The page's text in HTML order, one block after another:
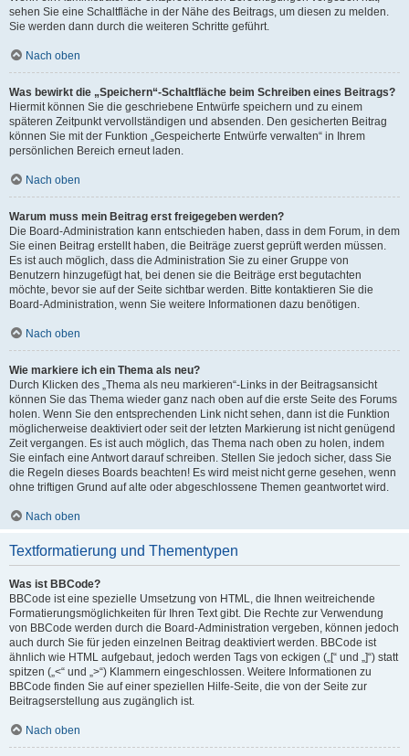
sehen Sie eine Schaltfläche in der Nähe des Beitrags, um diesen zu melden.
Sie werden dann durch die weiteren Schritte geführt.
Nach oben
Was bewirkt die „Speichern“-Schaltfläche beim Schreiben eines Beitrags?
Hiermit können Sie die geschriebene Entwürfe speichern und zu einem
späteren Zeitpunkt vervollständigen und absenden. Den gesicherten Beitrag
können Sie mit der Funktion „Gespeicherte Entwürfe verwalten“ in Ihrem
persönlichen Bereich erneut laden.
Nach oben
Warum muss mein Beitrag erst freigegeben werden?
Die Board-Administration kann entschieden haben, dass in dem Forum, in dem
Sie einen Beitrag erstellt haben, die Beiträge zuerst geprüft werden müssen.
Es ist auch möglich, dass die Administration Sie zu einer Gruppe von
Benutzern hinzugefügt hat, bei denen sie die Beiträge erst begutachten
möchte, bevor sie auf der Seite sichtbar werden. Bitte kontaktieren Sie die
Board-Administration, wenn Sie weitere Informationen dazu benötigen.
Nach oben
Wie markiere ich ein Thema als neu?
Durch Klicken des „Thema als neu markieren“-Links in der Beitragsansicht
können Sie das Thema wieder ganz nach oben auf die erste Seite des Forums
holen. Wenn Sie den entsprechenden Link nicht sehen, dann ist die Funktion
möglicherweise deaktiviert oder seit der letzten Markierung ist nicht genügend
Zeit vergangen. Es ist auch möglich, das Thema nach oben zu holen, indem
Sie einfach eine Antwort darauf schreiben. Stellen Sie jedoch sicher, dass Sie
die Regeln dieses Boards beachten! Es wird meist nicht gerne gesehen, wenn
ohne triftigen Grund auf alte oder abgeschlossene Themen geantwortet wird.
Nach oben
Textformatierung und Thementypen
Was ist BBCode?
BBCode ist eine spezielle Umsetzung von HTML, die Ihnen weitreichende
Formatierungsmöglichkeiten für Ihren Text gibt. Die Rechte zur Verwendung
von BBCode werden durch die Board-Administration vergeben, können jedoch
auch durch Sie für jeden einzelnen Beitrag deaktiviert werden. BBCode ist
ähnlich wie HTML aufgebaut, jedoch werden Tags von eckigen („[“ und „]“) statt
spitzen („<“ und „>“) Klammern eingeschlossen. Weitere Informationen zu
BBCode finden Sie auf einer speziellen Hilfe-Seite, die von der Seite zur
Beitragserstellung aus zugänglich ist.
Nach oben